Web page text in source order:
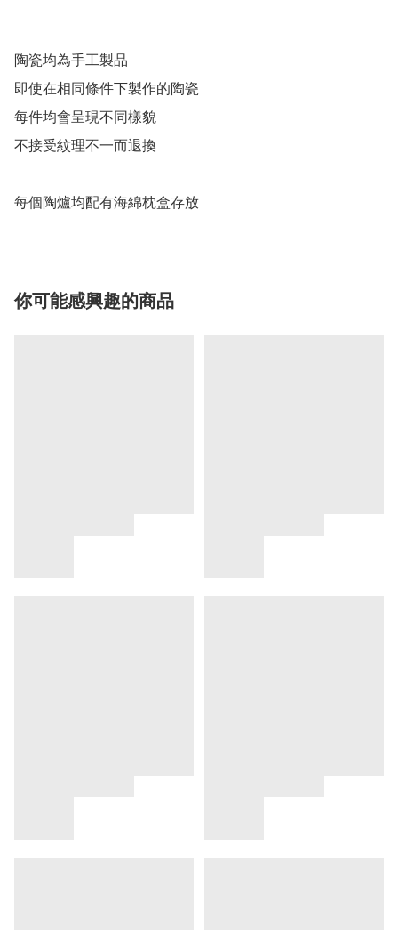
陶瓷均為手工製品
即使在相同條件下製作的陶瓷
每件均會呈現不同樣貌
不接受紋理不一而退換
每個陶爐均配有海綿枕盒存放
你可能感興趣的商品